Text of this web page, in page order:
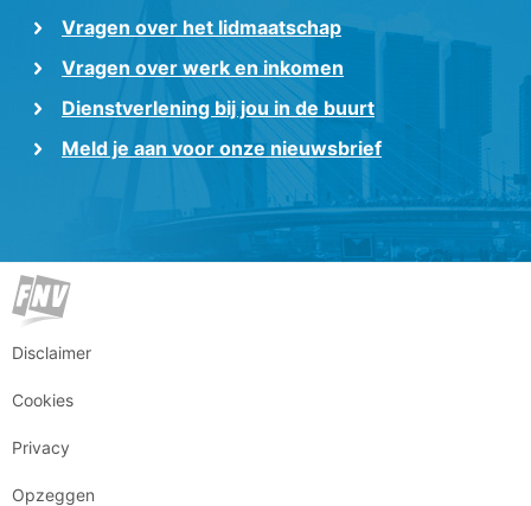
Vragen over het lidmaatschap
Vragen over werk en inkomen
Dienstverlening bij jou in de buurt
Meld je aan voor onze nieuwsbrief
Disclaimer
Cookies
Privacy
Opzeggen